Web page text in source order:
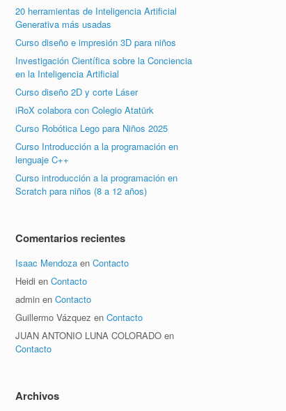
20 herramientas de Inteligencia Artificial
Generativa más usadas
Curso diseño e impresión 3D para niños
Investigación Científica sobre la Conciencia
en la Inteligencia Artificial
Curso diseño 2D y corte Láser
iRoX colabora con Colegio Atatürk
Curso Robótica Lego para Niños 2025
Curso Introducción a la programación en
lenguaje C++
Curso introducción a la programación en
Scratch para niños (8 a 12 años)
Comentarios recientes
Isaac Mendoza enContacto
Heidi enContacto
admin enContacto
Guillermo Vázquez enContacto
JUAN ANTONIO LUNA COLORADO en
Contacto
Archivos